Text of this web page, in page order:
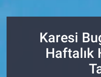
Karesi
Haftalık
Turizm
Tüm Manşetler
Son Dakika